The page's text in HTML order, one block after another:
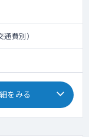
費別）
をみる